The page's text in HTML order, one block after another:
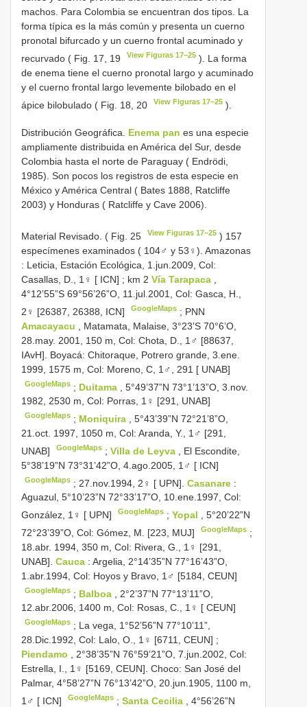
machos. Para Colombia se encuentran dos tipos. La
forma típica es la más común y presenta un cuerno
pronotal bifurcado y un cuerno frontal acuminado y
recurvado ( Fig. 17, 19
View Figuras 17–25 ). La forma
de enema tiene el cuerno pronotal largo y acuminado
y el cuerno frontal largo levemente bilobado en el
ápice bilobulado ( Fig. 18, 20
View Figuras 17–25 ).
Distribución Geográfica. Enema pan es una especie
ampliamente distribuida en América del Sur, desde
Colombia hasta el norte de Paraguay ( Endrödi,
1985). Son pocos los registros de esta especie en
México y América Central ( Bates 1888, Ratcliffe
2003) y Honduras ( Ratcliffe y Cave 2006).
Material Revisado. ( Fig. 25 View Figuras 17–25 ) 157
especímenes examinados ( 104♂ y 53♀). Amazonas
: Leticia, Estación Ecológica, 1.jun.2009, Col:
Casallas, D., 1♀ [ ICN] ; km 2 Vía Tarapaca
4°12’55”S 69°56’26”O, 11.jul.2001, Col: Gasca, H.,
2♀ [26387, 26388, ICN]
GoogleMaps ; PNN
Amacayacu
, Matamata, Malaise, 3°23’S 70°6’O,
28.may. 2001, 150 m, Col: Chota, D., 1♂ [88637,
IAvH]. Boyacá: Chitoraque, Potrero grande, 3.ene.
1999, 1575 m, Col: Moreno, C, 1♂, 291 [ UNAB]
GoogleMaps ; Duitama
, 5°49’37”N 73°1’13”O, 3.nov.
1982, 2530 m, Col: Porras, 1♀ [291, UNAB]
GoogleMaps ; Moniquira
, 5°43’39”N 72°21’8”O,
21.oct. 1997, 1050 m, Col: Aranda, Y., 1♂ [291,
UNAB]
GoogleMaps ;Villa de Leyva
, El Escondite,
5°38’19”N 73°31’42”O, 4.ago.2005, 1♂ [ ICN]
GoogleMaps ; 27.nov.1994, 2♀ [ UPN].Casanare :
Aguazul, 5°10’23”N 72°33’17”O, 10.ene.1997, Col:
González, 1♀ [ UPN]
GoogleMaps ;Yopal
, 5°20’22”N
72°23’39”O, Col: Gómez, M. [223, MUJ]
GoogleMaps ;
18.abr. 1994, 350 m, Col: Rivera, G., 1♀ [291,
UNAB]. Cauca : Argelia, 2°14’35”N 77°16’43”O,
1.abr.1994, Col: Hoyos y Bravo, 1♂ [5184, CEUN]
GoogleMaps ; Balboa
, 2°2’37”N 77°13’11”O,
12.abr.2006, 1400 m, Col: Rosas, C., 1♀ [ CEUN]
GoogleMaps ; La vega, 1°52’56”N 77°10’11”,
28.Dic.1992, Col: Lalo, O., 1♀ [6711, CEUN] ;
Piendamo
, 2°38’35”N 76°59’21”O, 7.jun.2002, Col:
Estrella, I., 1♀ [5169, CEUN]. Choco: San José del
Palmar, 4°58’27”N 76°13’42”O, 20.jun.1905, 1100 m,
1♂ [ ICN]
GoogleMaps ;Santa Cecilia
, 4°56’26”N